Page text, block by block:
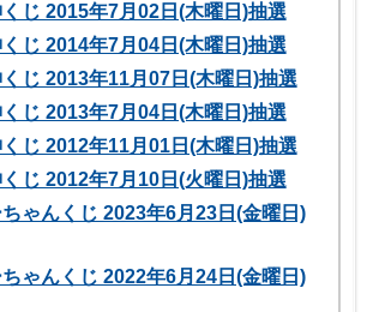
じ 2015年7月02日(木曜日)抽選
じ 2014年7月04日(木曜日)抽選
じ 2013年11月07日(木曜日)抽選
じ 2013年7月04日(木曜日)抽選
じ 2012年11月01日(木曜日)抽選
じ 2012年7月10日(火曜日)抽選
ゃんくじ 2023年6月23日(金曜日)
ゃんくじ 2022年6月24日(金曜日)